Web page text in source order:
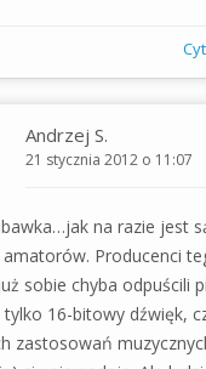
Andrzej S.
21 stycznia 2012 o 11:07
na razie jest
Producenci
sobie chyba odpuścili
tylko 16-bitowy dźwięk,
zastosowań